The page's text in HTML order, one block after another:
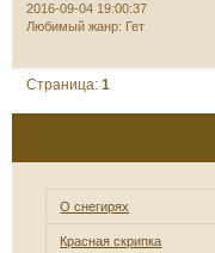
2016-09-04 19:00:37
Любимый жанр: Гет
Страница:1
О снегирях
Красная скрипка